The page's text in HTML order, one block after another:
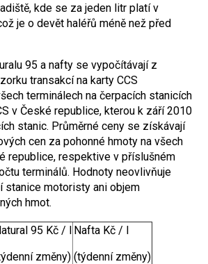
kde se za jeden litr platí v
je o devět haléřů méně než před
95 a nafty se vypočítávají z
transakcí na karty CCS
terminálech na čerpacích stanicích
v České republice, kterou k září 2010
stanic. Průměrné ceny se získávají
cen za pohonné hmoty na všech
republice, respektive v příslušném
terminálů. Hodnoty neovlivňuje
stanice motoristy ani objem
hmot.
95 Kč / l
změny)
Nafta Kč / l
(týdenní změny)